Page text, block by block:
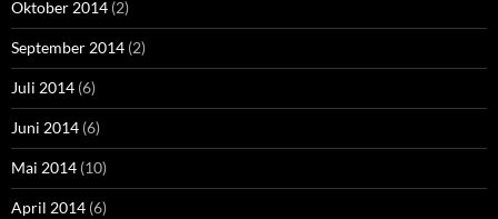
Oktober 2014 (2)
September 2014 (2)
Juli 2014 (6)
Juni 2014 (6)
Mai 2014 (10)
April 2014 (6)